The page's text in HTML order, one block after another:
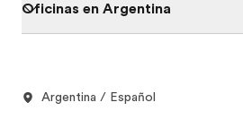
Oficinas en Argentina
Argentina / Español